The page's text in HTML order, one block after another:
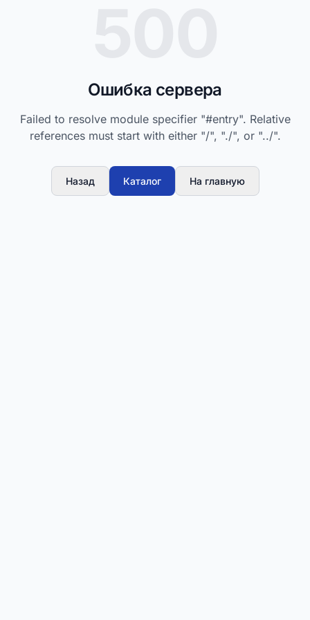
Ошибка сервера
Failed to resolve module specifier "#entry". Relative
references must start with either "/", "./", or "../".
Назад Каталог На главную